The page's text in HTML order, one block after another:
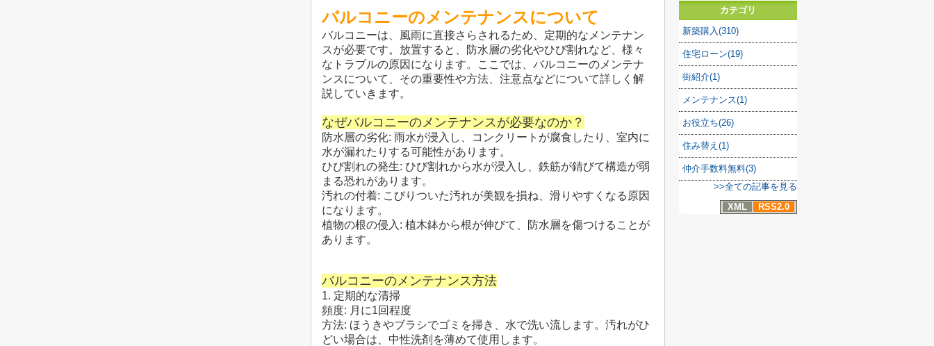
バルコニーのメンテナンスについて
バルコニーは、風雨に直接さらされるため、定期的なメンテナン
スが必要です。放置すると、防水層の劣化やひび割れなど、様々
なトラブルの原因になります。ここでは、バルコニーのメンテナ
ンスについて、その重要性や方法、注意点などについて詳しく解
説していきます。
なぜバルコニーのメンテナンスが必要なのか？
防水層の劣化: 雨水が浸入し、コンクリートが腐食したり、室内に
水が漏れたりする可能性があります。
ひび割れの発生: ひび割れから水が浸入し、鉄筋が錆びて構造が弱
まる恐れがあります。
汚れの付着: こびりついた汚れが美観を損ね、滑りやすくなる原因
になります。
植物の根の侵入: 植木鉢から根が伸びて、防水層を傷つけることが
あります。
バルコニーのメンテナンス方法
1. 定期的な清掃
頻度: 月に1回程度
方法: ほうきやブラシでゴミを掃き、水で洗い流します。汚れがひ
どい場合は、中性洗剤を薄めて使用します。
カテゴリ
新築購入(310)
住宅ローン(19)
街紹介(1)
メンテナンス(1)
お役立ち(26)
住み替え(1)
仲介手数料無料(3)
>>全ての記事を見る
XML
RSS2.0